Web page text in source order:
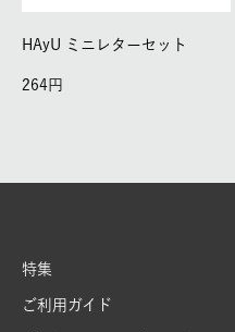
HAyU ミニレターセット
264
特集
ご利用ガイド